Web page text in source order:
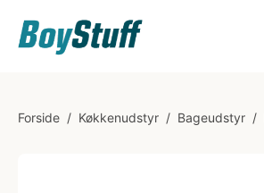
Forside / Køkkenudstyr / Bageudstyr /